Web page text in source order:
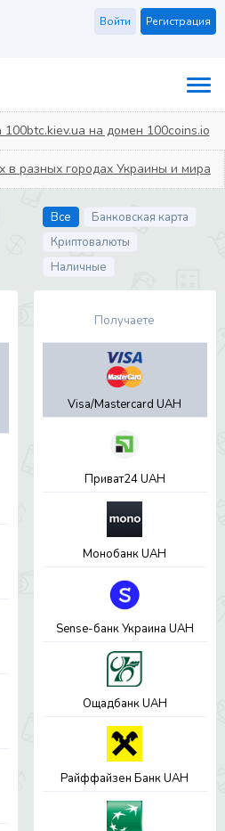
Регистрация
Войти
на домен 100coins.io
разных городах Украины и мира
Все
Банковская карта
Криптовалюты
Наличные
Получаете
Visa/Mastercard UAH
Приват24 UAH
Монобанк UAH
Sense-банк Украина UAH
Ощадбанк UAH
Райффайзен Банк UAH